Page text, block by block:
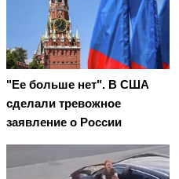
"Ее больше нет". В США
сделали тревожное
заявление о России